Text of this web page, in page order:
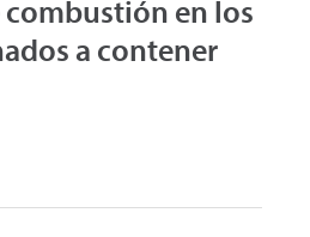
en los
a contener